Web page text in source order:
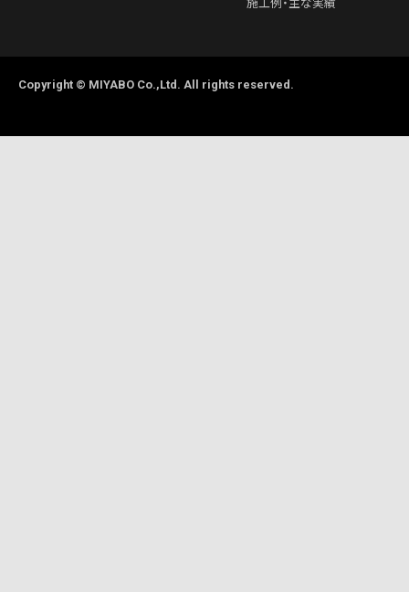
施工例・主な実績
Copyright © MIYABO Co.,Ltd. All rights reserved.